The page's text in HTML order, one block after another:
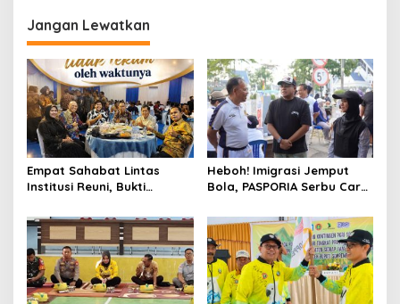
Jangan Lewatkan
Empat Sahabat Lintas
Institusi Reuni, Bukti
Sejak Mengabdi di Soppeng
Heboh! Imigrasi Jemput
Bola, PASPORIA Serbu Car
Warga Antre Nikmati
Layanan Paspor Akhir
Pekan